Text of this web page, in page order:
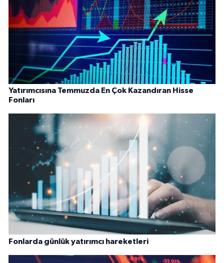
Yatırımcısına Temmuzda En Çok Kazandıran Hisse
Fonları
Fonlarda günlük yatırımcı hareketleri